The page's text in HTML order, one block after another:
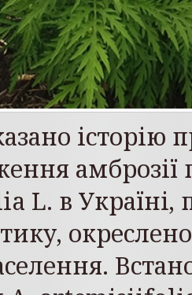
історію
амброзії
L. в Україні,